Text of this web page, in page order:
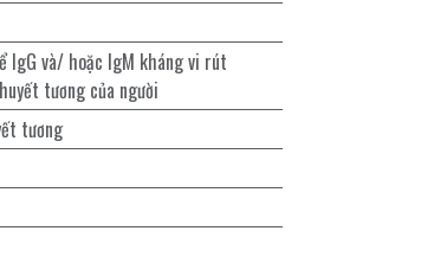
và/ hoặc IgM kháng vi rút
tương của người
tương